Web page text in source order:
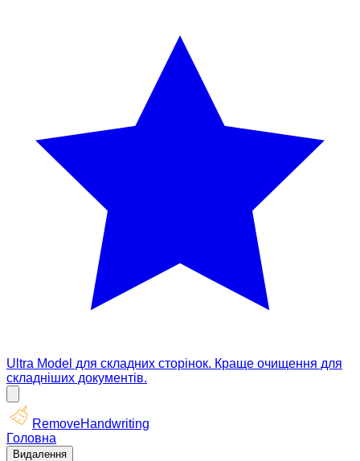
Ultra Model для складних сторінок. Краще очищення для
складніших документів.
RemoveHandwriting
Головна
Видалення